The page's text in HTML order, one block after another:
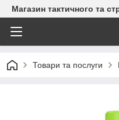
Магазин тактичного та
Товари та послуги